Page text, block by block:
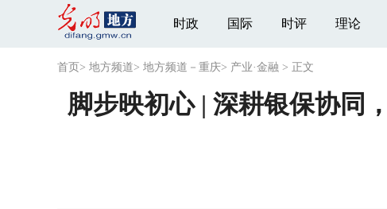
时政 国际 时评 理论
首页 > 地方频道> 地方频道－重庆> 产业·金融 > 正文
脚步映初心 | 深耕银保协同